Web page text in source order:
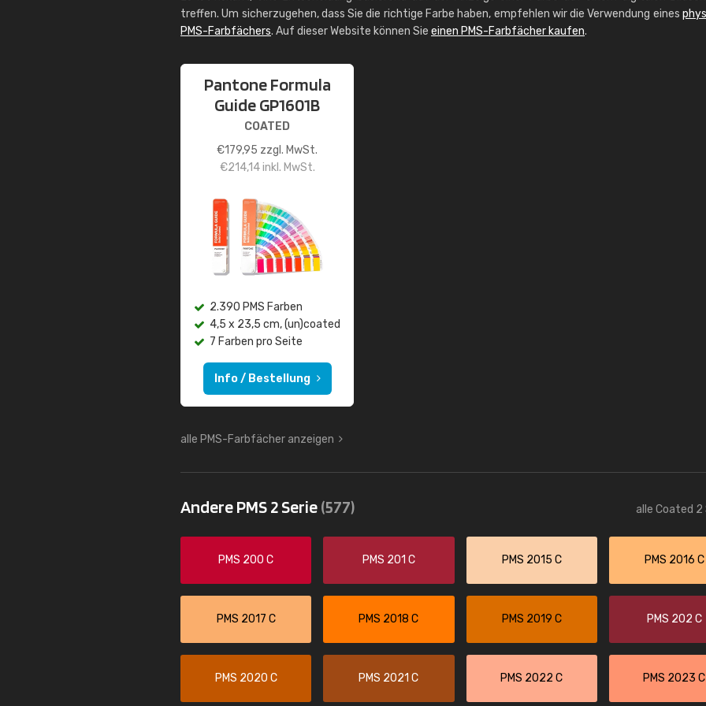
treffen. Um sicherzugehen, dass Sie die richtige Farbe haben, empfehlen wir die Verwendung eines
PMS-Farbfächers. Auf dieser Website können Sie einen PMS-Farbfächer kaufen.
Pantone Formula
Guide GP1601B
COATED
€179,95 zzgl. MwSt.
€214,14inkl. MwSt.
2.390 PMS Farben
4,5 x 23,5 cm, (un)coated
7 Farben pro Seite
Info / Bestellung
alle PMS-Farbfächer anzeigen
Andere PMS 2 Serie(577) alle Coated 2
PMS 200 C PMS 201 C PMS 2015 C PMS 2016 C
PMS 2017 C PMS 2018 C PMS 2019 C PMS 202 C
PMS 2020 C PMS 2021 C PMS 2022 C PMS 2023 C